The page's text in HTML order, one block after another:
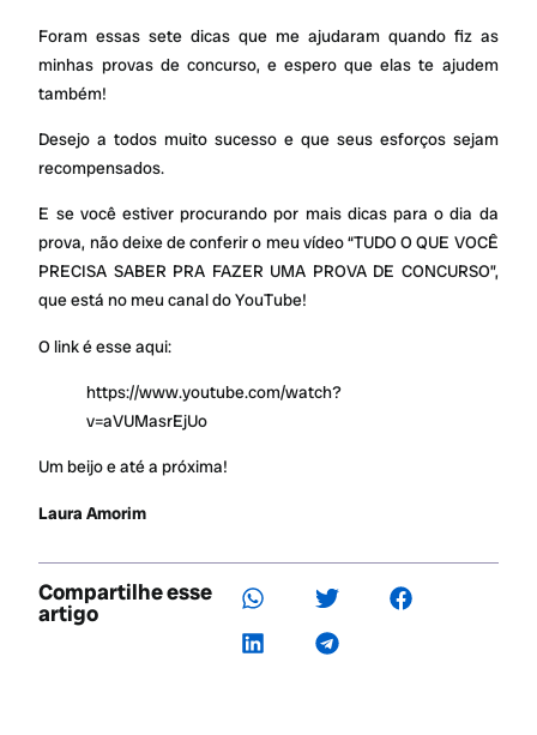
Foram essas sete dicas que me ajudaram quando fiz as
minhas provas de concurso, e espero que elas te ajudem
também!
Desejo a todos muito sucesso e que seus esforços sejam
recompensados.
E se você estiver procurando por mais dicas para o dia da
prova, não deixe de conferir o meu vídeo “TUDO O QUE VOCÊ
PRECISA SABER PRA FAZER UMA PROVA DE CONCURSO”,
que está no meu canal do YouTube!
O link é esse aqui:
https://www.youtube.com/watch?
v=aVUMasrEjUo
Um beijo e até a próxima!
Laura Amorim
Compartilhe esse
artigo